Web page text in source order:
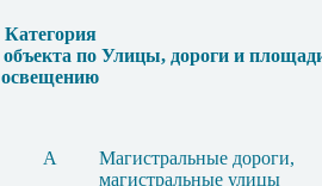
Категория
объекта по
освещению
Улицы, дороги и
А
Магистральные дороги,
магистральные улицы